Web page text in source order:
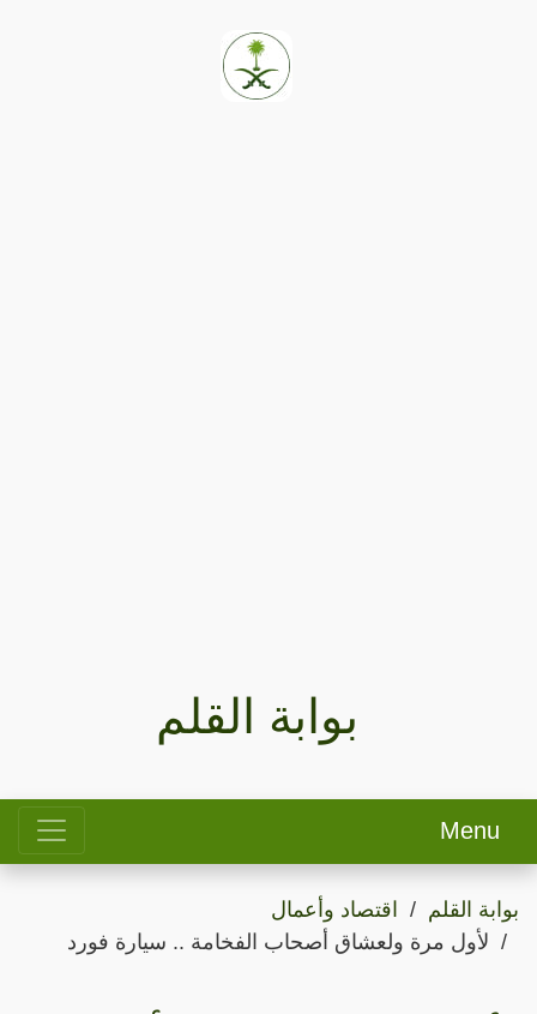
بوابة القلم
Menu
بوابة القلم
اقتصاد وأعمال
لأول مرة ولعشاق أصحاب الفخامة .. سيارة فورد